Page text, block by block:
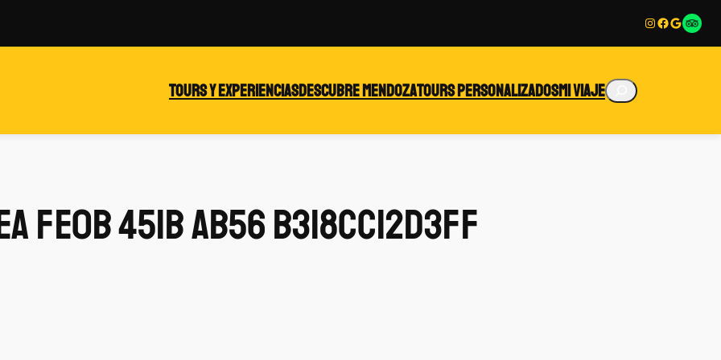
Instagram
Facebook
Google
Enlace
Tours y experienciasDescubre MendozaTours personalizadosMi viajeBuscar
fe0b 451b ab56 b318cc12d3ff